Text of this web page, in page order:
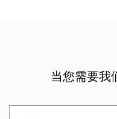
当您需要我